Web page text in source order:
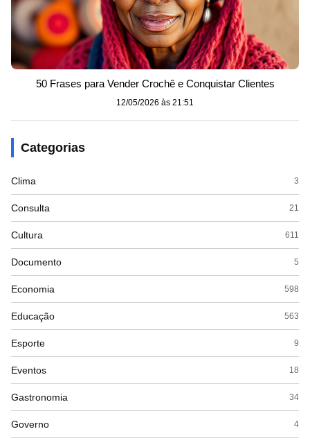
50 Frases para Vender Crochê e Conquistar Clientes
12/05/2026 às 21:51
Categorias
Clima 3
Consulta 21
Cultura 611
Documento 5
Economia 598
Educação 563
Esporte 9
Eventos 18
Gastronomia 34
Governo 4